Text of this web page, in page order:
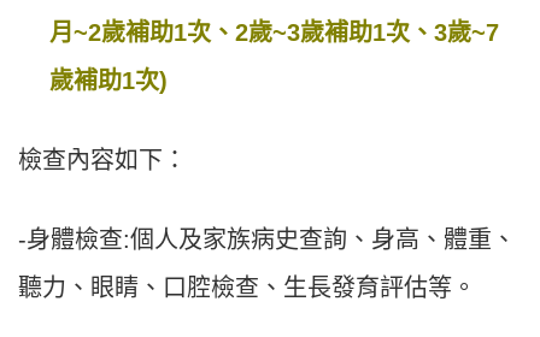
月~2歲補助1次、2歲~3歲補助1次、3歲~7
歲補助1次)
檢查內容如下：
-身體檢查:個人及家族病史查詢、身高、體重、
聽力、眼睛、口腔檢查、生長發育評估等。